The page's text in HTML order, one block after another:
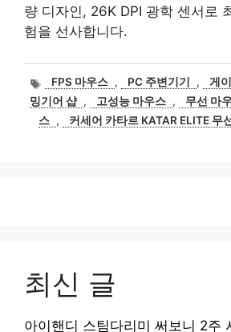
량 디자인, 26K DPI 광학 센서로
험을 선사합니다.
태
그
FPS 마우스 , PC 주변기기 , 게
밍기어 샵 , 고성능 마우스 , 무선 마
스 , 커세어 카타르 KATAR ELITE 무
최신 글
아이핸디 스팀다리미 써보니 2주